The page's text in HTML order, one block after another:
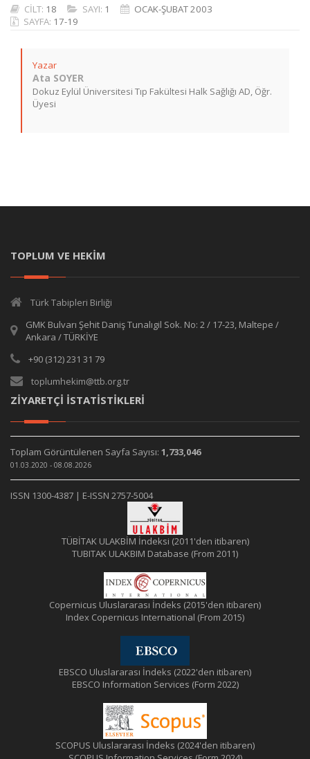
CİLT: 18 SAYI: 1
OCAK-ŞUBAT 2003
SAYFA: 17-19
Yazar
Ata SOYER
Dokuz Eylül Üniversitesi Tıp Fakültesi Halk Sağlığı AD, Öğr.
Üyesi
TOPLUM VE HEKİM
Türk Tabipleri Birliği
GMK Bulvarı Şehit Daniş Tunalıgil Sok. No: 2 / 17-23, Maltepe /
Ankara / TÜRKİYE
+90 (312) 231 31 79
toplumhekim@ttb.org.tr
ZİYARETÇİ İSTATİSTİKLERİ
Toplam Görüntülenen Sayfa Sayısı: 1,733,046
01.03.2020 - 08.08.2026
ISSN 1300-4387 | E-ISSN 2757-5004
TÜBİTAK ULAKBİM İndeksi (2011'den itibaren)
TUBITAK ULAKBIM Database (From 2011)
Copernicus Uluslararası İndeks (2015'den itibaren)
Index Copernicus International (From 2015)
EBSCO Uluslararası İndeks (2022'den itibaren)
EBSCO Information Services (Form 2022)
SCOPUS Uluslararası İndeks (2024'den itibaren)